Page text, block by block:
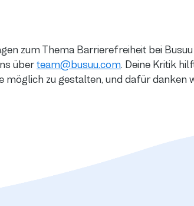
zum Thema Barrierefreiheit bei
überteam@busuu.com. Deine Kritik
zu gestalten, und dafür danken